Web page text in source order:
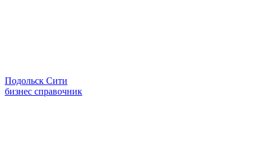
Подольск Сити
бизнес справочник